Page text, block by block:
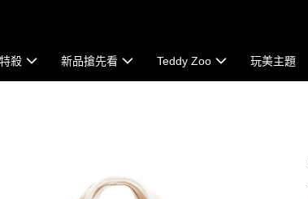
殺 新品搶先看 Teddy Zoo 玩美主題